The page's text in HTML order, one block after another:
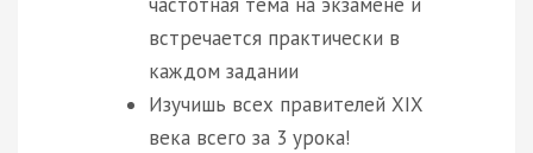
встречается практически в
каждом задании
Изучишь всех правителей XIX
века всего за 3 урока!